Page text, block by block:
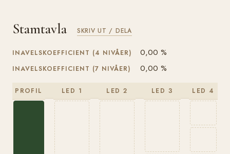
Stamtavla SKRIV UT / DELA
INAVELSKOEFFICIENT (4 NIVÅER) 0,00 %
INAVELSKOEFFICIENT (7 NIVÅER) 0,00 %
PROFIL LED 1 LED 2 LED 3 LED 4